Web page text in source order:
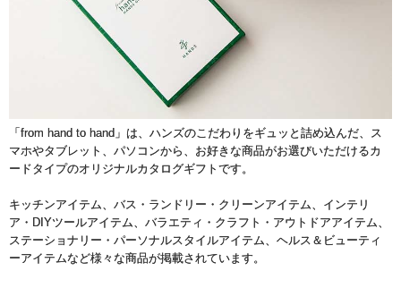
「from hand to hand」は、ハンズのこだわりをギュッと詰め込んだ、ス
マホやタブレット、パソコンから、お好きな商品がお選びいただけるカ
ードタイプのオリジナルカタログギフトです。
キッチンアイテム、バス・ランドリー・クリーンアイテム、インテリ
ア・DIYツールアイテム、バラエティ・クラフト・アウトドアアイテム、
ステーショナリー・パーソナルスタイルアイテム、ヘルス＆ビューティ
ーアイテムなど様々な商品が掲載されています。